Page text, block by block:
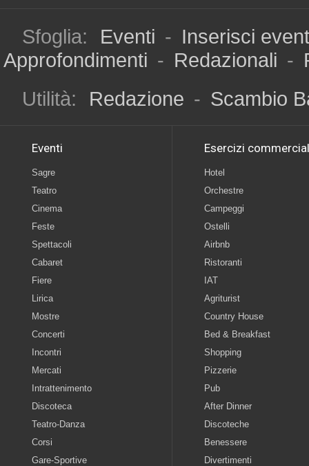
Sfoglia: Eventi - Inserisci
Approfondimenti - Redazionali -
Utilità:
Redazione - Scambio
Eventi
Sagre
Teatro
Cinema
Feste
Spettacoli
Cabaret
Fiere
Lirica
Mostre
Concerti
Incontri
Mercati
Intrattenimento
Discoteca
Teatro-Danza
Corsi
Gare-Sportive
Esercizi
Hotel
Orchestre
Campeggi
Ostelli
Airbnb
Ristoranti
IAT
Agriturist
Country House
Bed & Breakfast
Shopping
Pizzerie
Pub
After Dinner
Discoteche
Benessere
Divertimenti